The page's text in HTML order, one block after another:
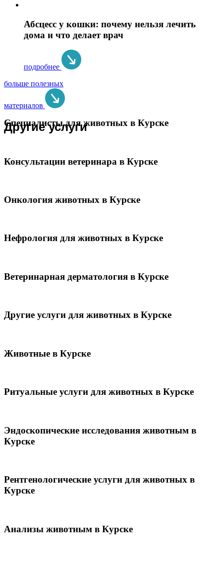
Абсцесс у кошки: почему нельзя лечить
дома и что делает врач
подробнее
больше полезных
материалов
Другие услуги
Специалисты для животных в Курске
Консультации ветеринара в Курске
Онкология животных в Курске
Нефрология для животных в Курске
Ветеринарная дерматология в Курске
Другие услуги для животных в Курске
Животные в Курске
Ритуальные услуги для животных в Курске
Эндоскопические исследования животным в
Курске
Рентгенологические услуги для животных в
Курске
Анализы животным в Курске